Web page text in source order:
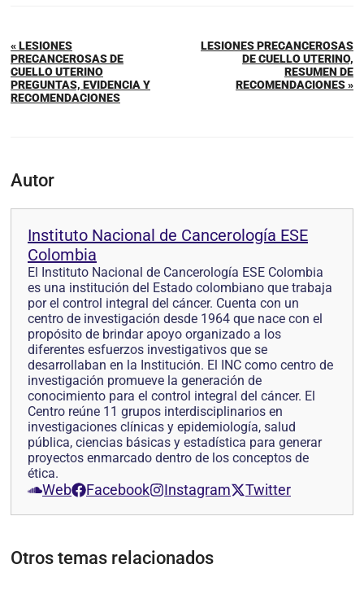
« LESIONES
PRECANCEROSAS DE
CUELLO UTERINO
PREGUNTAS, EVIDENCIA Y
RECOMENDACIONES
LESIONES PRECANCEROSAS
DE CUELLO UTERINO,
RESUMEN DE
RECOMENDACIONES »
Autor
Instituto Nacional de Cancerología ESE
Colombia
El Instituto Nacional de Cancerología ESE Colombia
es una institución del Estado colombiano que trabaja
por el control integral del cáncer. Cuenta con un
centro de investigación desde 1964 que nace con el
propósito de brindar apoyo organizado a los
diferentes esfuerzos investigativos que se
desarrollaban en la Institución. El INC como centro de
investigación promueve la generación de
conocimiento para el control integral del cáncer. El
Centro reúne 11 grupos interdisciplinarios en
investigaciones clínicas y epidemiología, salud
pública, ciencias básicas y estadística para generar
proyectos enmarcado dentro de los conceptos de
ética.
Web Facebook Instagram Twitter
Otros temas relacionados